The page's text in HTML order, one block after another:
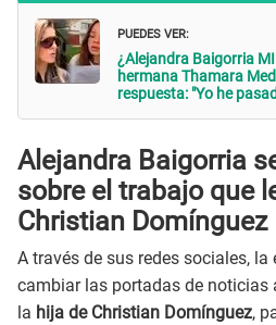
PUEDES VER:
¿Alejandra Baigorria
hermana Thamara
respuesta: "Yo he
Alejandra Baigorria
sobre el trabajo que
Christian Domínguez
A través de sus redes sociales,
cambiar las portadas de noticias
la hija de Christian Domínguez,